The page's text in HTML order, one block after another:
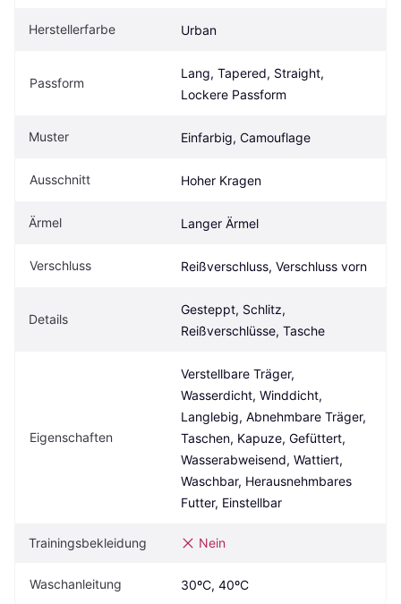
Herstellerfarbe Urban
Passform
Lang, Tapered, Straight,
Lockere Passform
Muster Einfarbig, Camouflage
Ausschnitt Hoher Kragen
Ärmel Langer Ärmel
Verschluss Reißverschluss, Verschluss vorn
Details
Gesteppt, Schlitz,
Reißverschlüsse, Tasche
Eigenschaften
Verstellbare Träger,
Wasserdicht, Winddicht,
Langlebig, Abnehmbare Träger,
Taschen, Kapuze, Gefüttert,
Wasserabweisend, Wattiert,
Waschbar, Herausnehmbares
Futter, Einstellbar
Trainingsbekleidung Nein
Waschanleitung 30ºC, 40ºC